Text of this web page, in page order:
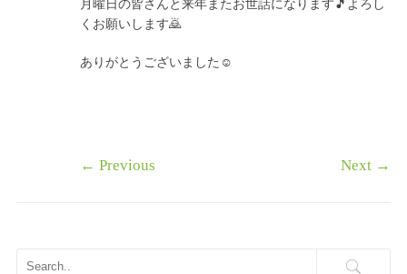
月曜日の皆さんと来年またお世話になります🎵よろし
くお願いします🙇
ありがとうございました☺️
← Previous Next →